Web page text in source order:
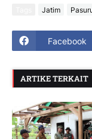
Jatim
Facebook
ARTIKE TERKAIT